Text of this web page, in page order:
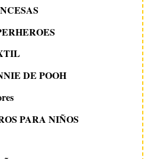
DE POOH
PARA NIÑOS